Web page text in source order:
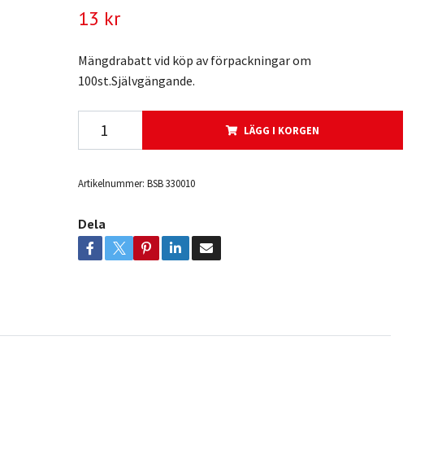
13 kr
Mängdrabatt vid köp av förpackningar om
100st.Självgängande.
LÄGG I KORGEN
Artikelnummer: BSB 330010
Dela